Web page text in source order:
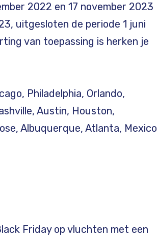
2022 en 17 november 2023
uitgesloten de periode 1 juni
van toepassing is herken je
Philadelphia, Orlando,
Austin, Houston,
Albuquerque, Atlanta, Mexico
Friday op vluchten met een